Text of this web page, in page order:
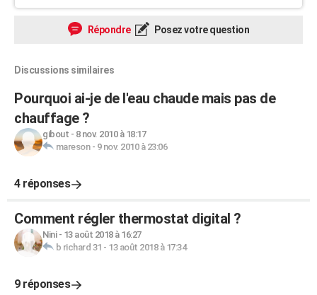
Répondre Posez votre question
Discussions similaires
Pourquoi ai-je de l'eau chaude mais pas de
chauffage ?
gibout - 8 nov. 2010 à 18:17
mareson- 9 nov. 2010 à 23:06
4 réponses
Comment régler thermostat digital ?
Nini- 13 août 2018 à 16:27
b richard 31 - 13 août 2018 à 17:34
9 réponses